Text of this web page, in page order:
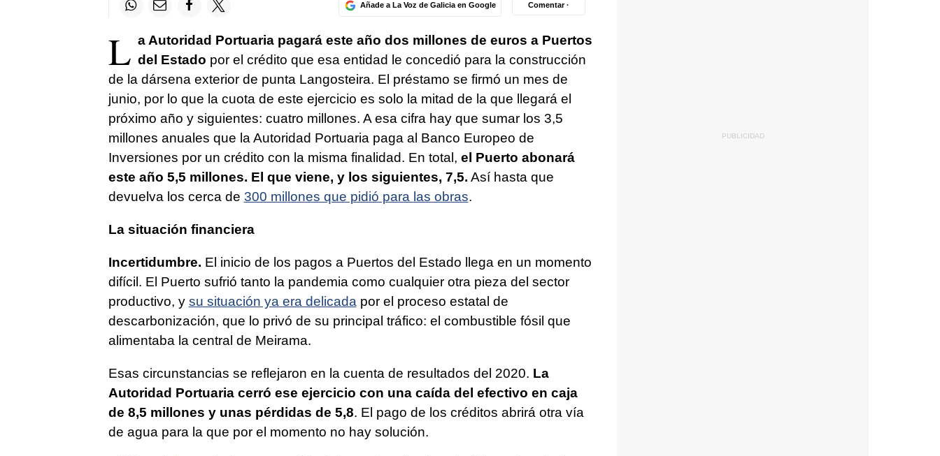
Añade a La Voz de Galicia en Google Comentar ·
L a Autoridad Portuaria pagará este año dos millones de euros a Puertos
del Estado por el crédito que esa entidad le concedió para la construcción
de la dársena exterior de punta Langosteira. El préstamo se firmó un mes de
junio, por lo que la cuota de este ejercicio es solo la mitad de la que llegará el
próximo año y siguientes: cuatro millones. A esa cifra hay que sumar los 3,5
millones anuales que la Autoridad Portuaria paga al Banco Europeo de
Inversiones por un crédito con la misma finalidad. En total, el Puerto abonará
este año 5,5 millones. El que viene, y los siguientes, 7,5. Así hasta que
devuelva los cerca de 300 millones que pidió para las obras.
La situación financiera
Incertidumbre. El inicio de los pagos a Puertos del Estado llega en un momento
difícil. El Puerto sufrió tanto la pandemia como cualquier otra pieza del sector
productivo, y su situación ya era delicada por el proceso estatal de
descarbonización, que lo privó de su principal tráfico: el combustible fósil que
alimentaba la central de Meirama.
Esas circunstancias se reflejaron en la cuenta de resultados del 2020. La
Autoridad Portuaria cerró ese ejercicio con una caída del efectivo en caja
de 8,5 millones y unas pérdidas de 5,8. El pago de los créditos abrirá otra vía
de agua para la que por el momento no hay solución.